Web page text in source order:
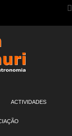
ACTIVIDADES